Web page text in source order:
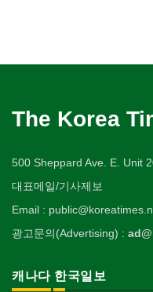
The Korea
500 Sheppard Ave. E. Unit
대표메일/기사제보
Email :
광고문의(Advertising) :
캐나다 한국일보